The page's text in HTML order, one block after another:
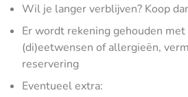
Wil je langer verblijven? Koop
Er wordt rekening gehouden
(di)eetwensen of allergieën,
reservering
Eventueel extra: